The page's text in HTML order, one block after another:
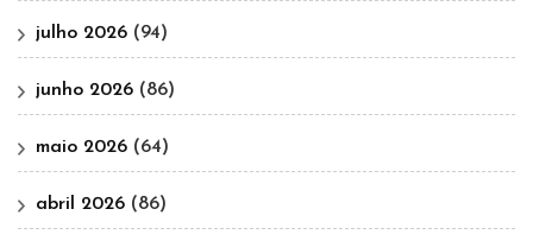
julho 2026 (94)
junho 2026 (86)
maio 2026 (64)
abril 2026 (86)